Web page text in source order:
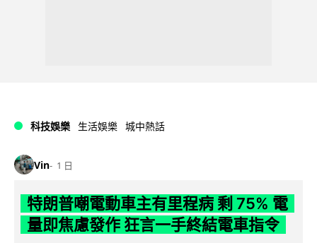
科技娛樂 生活娛樂 城中熱話
Vin 1 日
特朗普嘲電動車主有里程病 剩 75% 電
量即焦慮發作 狂言一手終結電車指令